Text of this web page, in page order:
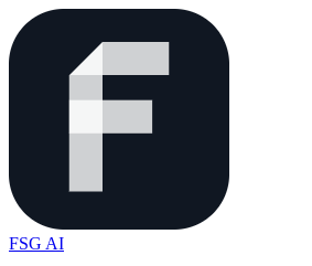
FSG AI